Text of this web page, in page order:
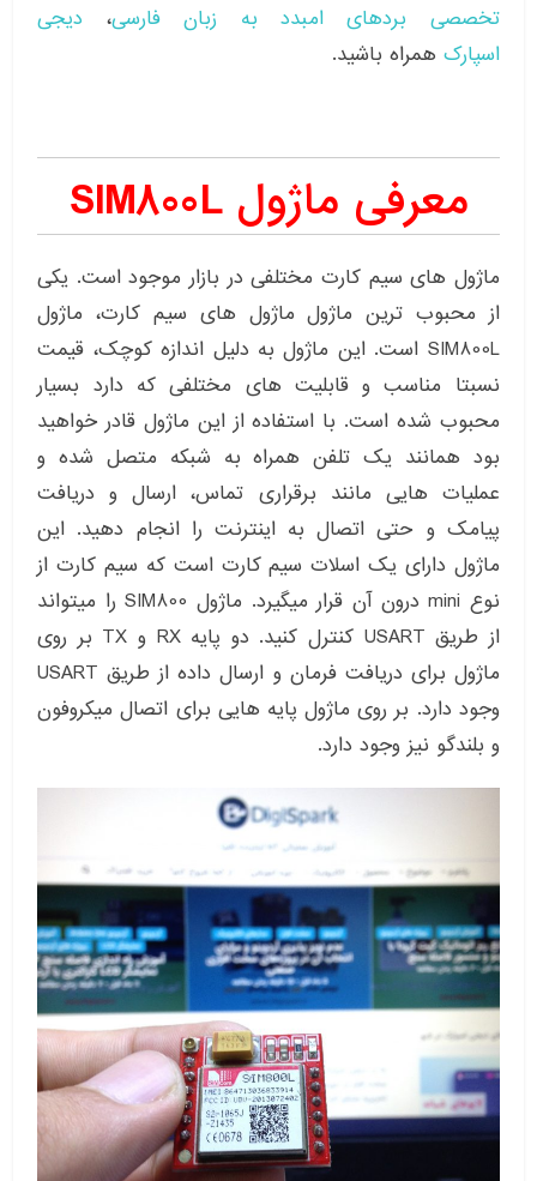
تخصصی بردهای امبدد به زبان فارسی، دیجی
اسپارک همراه باشید.
معرفی ماژول SIM800L
ماژول های سیم کارت مختلفی در بازار موجود است. یکی
از محبوب ترین ماژول ماژول های سیم کارت، ماژول
SIM800L است. این ماژول به دلیل اندازه کوچک، قیمت
نسبتا مناسب و قابلیت های مختلفی که دارد بسیار
محبوب شده است. با استفاده از این ماژول قادر خواهید
بود همانند یک تلفن همراه به شبکه متصل شده و
عملیات هایی مانند برقراری تماس، ارسال و دریافت
پیامک و حتی اتصال به اینترنت را انجام دهید. این
ماژول دارای یک اسلات سیم کارت است که سیم کارت از
نوع mini درون آن قرار میگیرد. ماژول SIM800 را میتواند
از طریق USART کنترل کنید. دو پایه RX و TX بر روی
ماژول برای دریافت فرمان و ارسال داده از طریق USART
وجود دارد. بر روی ماژول پایه هایی برای اتصال میکروفون
و بلندگو نیز وجود دارد.